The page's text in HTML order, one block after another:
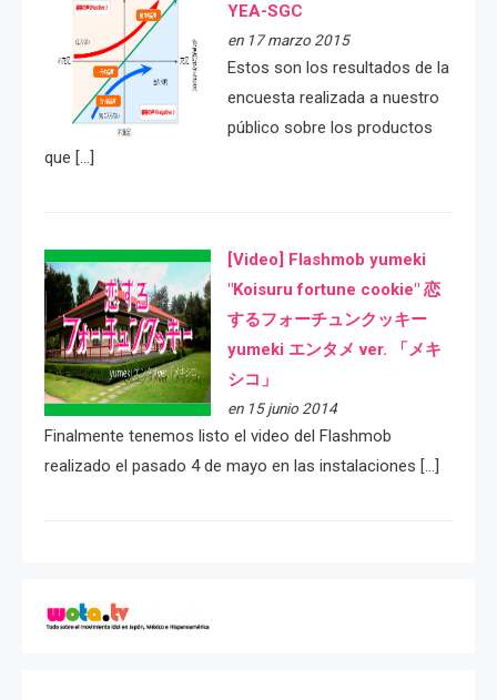
YEA-SGC
en 17 marzo 2015
Estos son los resultados de la
encuesta realizada a nuestro
público sobre los productos
que […]
[Video] Flashmob yumeki
"Koisuru fortune cookie" 恋
するフォーチュンクッキー
yumeki エンタメ ver. 「メキ
シコ」
en 15 junio 2014
Finalmente tenemos listo el video del Flashmob
realizado el pasado 4 de mayo en las instalaciones […]